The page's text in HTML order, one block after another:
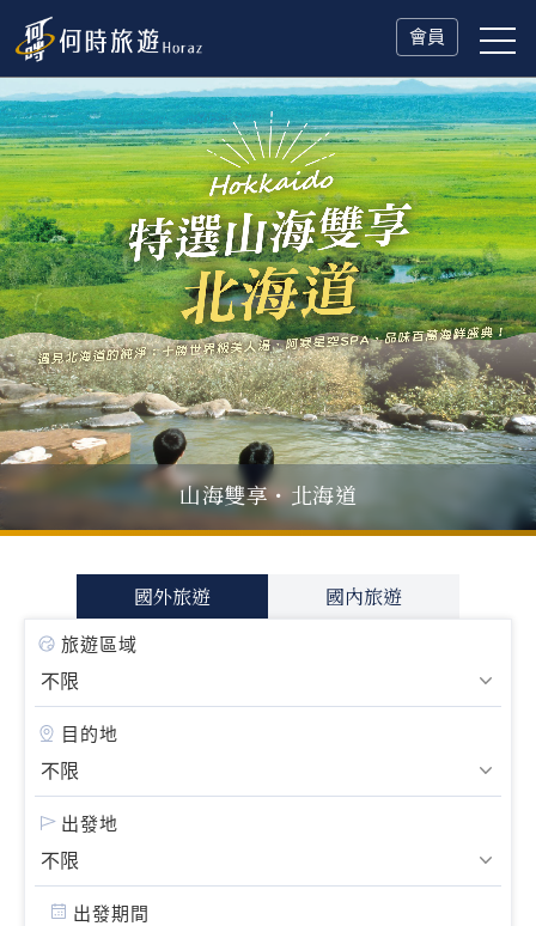
會員
父親節．限時特別企劃
一人旅行Solo Travel山海雙享・北海道
國外旅遊 國內旅遊
旅遊區域
目的地
出發地
出發期間